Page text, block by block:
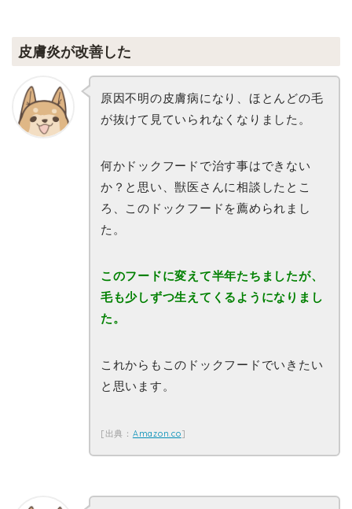
皮膚炎が改善した
原因不明の皮膚病になり、ほとんどの毛
が抜けて見ていられなくなりました。
何かドックフードで治す事はできない
か？と思い、獣医さんに相談したとこ
ろ、このドックフードを薦められまし
た。
このフードに変えて半年たちましたが、
毛も少しずつ生えてくるようになりまし
た。
これからもこのドックフードでいきたい
と思います。
[出典： Amazon.co]